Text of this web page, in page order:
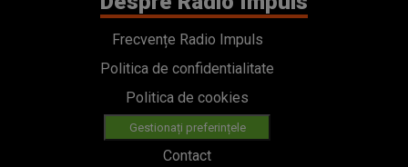
Frecvențe Radio Impuls
Politica de confidentialitate
Politica de cookies
Gestionați preferințele
Contact